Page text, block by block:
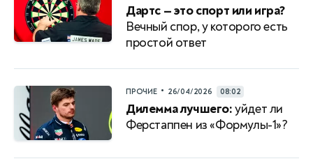
Дартс — это спорт или игра?
Вечный спор, у которого есть
простой ответ
ПРОЧИЕ • 26/04/2026 08:02
Дилемма лучшего:уйдет ли
Ферстаппен из «Формулы-1»?